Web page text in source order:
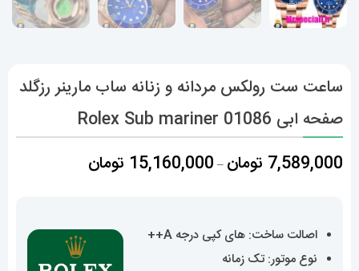
ساعت ست رولکس مردانه و زنانه ساب مارینر رزگلد
صفحه ابی 01086 Rolex Sub mariner
7,589,000 تومان –
15,160,000 تومان
تا
15,160,000 تومان
اصالت ساخت: های کپی درجه A++
نوع موتور: تک زمانه